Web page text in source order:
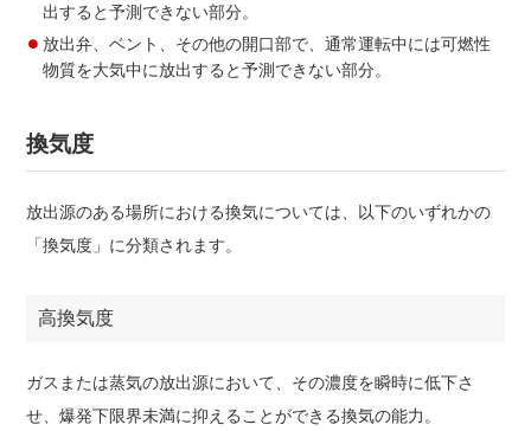
出すると予測できない部分。
放出弁、ベント、その他の開口部で、通常運転中には可燃性
物質を大気中に放出すると予測できない部分。
換気度
放出源のある場所における換気については、以下のいずれかの
「換気度」に分類されます。
高換気度
ガスまたは蒸気の放出源において、その濃度を瞬時に低下さ
せ、爆発下限界未満に抑えることができる換気の能力。